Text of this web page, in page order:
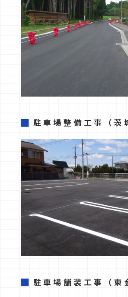
駐車場整備工事 （茨
駐車場舗装工事 （東